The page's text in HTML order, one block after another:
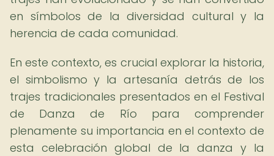
en símbolos de la diversidad cultural y la
herencia de cada comunidad.
En este contexto, es crucial explorar la historia,
el simbolismo y la artesanía detrás de los
trajes tradicionales presentados en el Festival
de Danza de Río para comprender
plenamente su importancia en el contexto de
esta celebración global de la danza y la